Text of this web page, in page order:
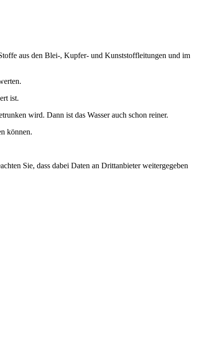
aus den Blei-, Kupfer- und Kunststoffleitungen und im
ist.
wird. Dann ist das Wasser auch schon reiner.
können.
Sie, dass dabei Daten an Drittanbieter weitergegeben